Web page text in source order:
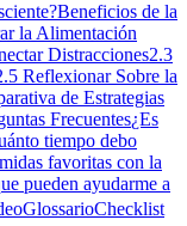
Beneficios de la
la Alimentación
Distracciones2.3
Reflexionar Sobre la
de Estrategias
Frecuentes¿Es
tiempo debo
favoritas con la
pueden ayudarme a
GlossarioChecklist